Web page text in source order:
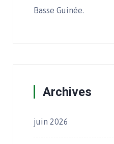
Basse Guinée.
Archives
juin 2026